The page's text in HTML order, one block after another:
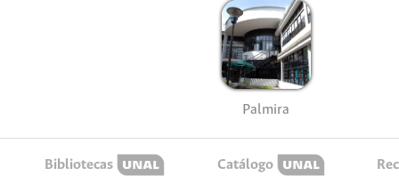
Palmira
Bibliotecas Catálogo